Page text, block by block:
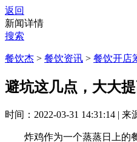
返回
新闻详情
搜索
餐饮杰 > 餐饮资讯 > 餐饮开店
避坑这几点，大大
时间：2022-03-31 14:31:14 | 来
炸鸡作为一个蒸蒸日上的